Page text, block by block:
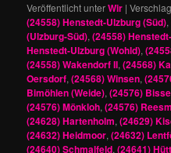
Veröffentlicht unterWir |
(24558) Henstedt-Ulzburg (Süd),
(Ulzburg-Süd),(24558)
Henstedt-Ulzburg (Wohld),
(24558) Wakendorf II,(24568)
Oersdorf,(24568) Winsen,
Bimöhlen (Weide),(24576)
(24576) Mönkloh,(24576)
(24628) Hartenholm,(24629)
(24632) Heidmoor,(24632)
(24640) Schmalfeld,(24641)